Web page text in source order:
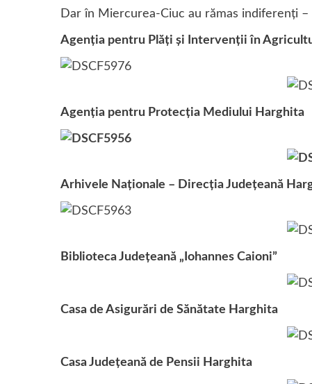
Dar în Miercurea-Ciuc au rămas indiferenţi
Agenţia pentru Plăţi şi Intervenţii în
Agenţia pentru Protecţia Mediului Harghita
Arhivele Naţionale – Direcţia Judeţeană
Biblioteca Judeţeană „Iohannes Caioni”
Casa de Asigurări de Sănătate Harghita
Casa Judeţeană de Pensii Harghita